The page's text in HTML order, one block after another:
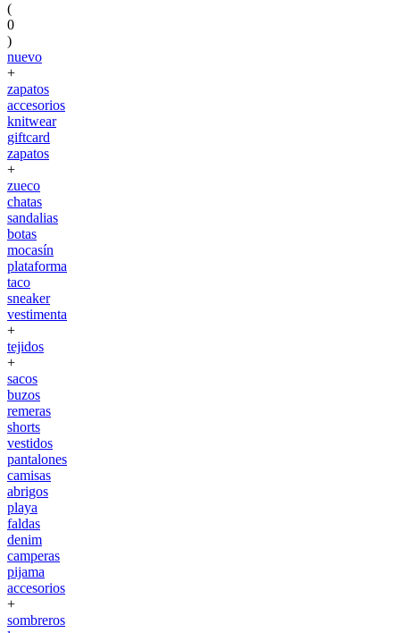
(
0
)
nuevo
+
zapatos
accesorios
knitwear
giftcard
zapatos
+
zueco
chatas
sandalias
botas
mocasín
plataforma
taco
sneaker
vestimenta
+
tejidos
+
sacos
buzos
remeras
shorts
vestidos
pantalones
camisas
abrigos
playa
faldas
denim
camperas
pijama
accesorios
+
sombreros